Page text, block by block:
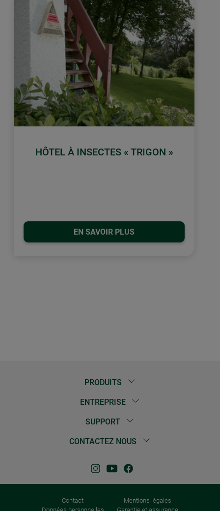
HÔTEL À INSECTES « TRIGON »
EN SAVOIR PLUS
PRODUITS
ENTREPRISE
SUPPORT
CONTACTEZ NOUS
Contact
Mentions légales